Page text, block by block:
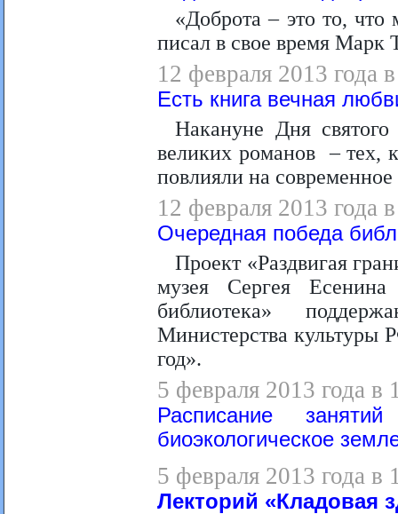
«Доброта – это то,
писал в свое время Марк
12 февраля 2013 года
Есть книга вечная
Накануне Дня
великих романов – тех,
повлияли на
12 февраля 2013 года
Очередная победа
Проект «Раздвигая
музея Сергея
библиотека»
Министерства культуры
год».
5 февраля 2013 года в
Расписание
биоэкологическое
5 февраля 2013 года в
Лекторий «Кладовая